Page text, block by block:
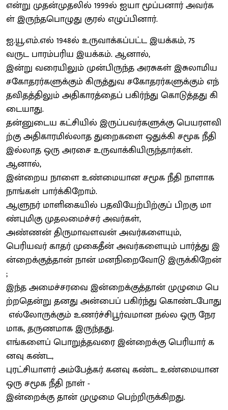
என்று முதன்முதலில் 1999ல் ஐயா மூப்பனார் அவர்க
ள் இருந்தபொழுது குரல் எழுப்பினார்.
ஐ.யூ.எம்.எல் 1948ல் உருவாக்கப்பட்ட இயக்கம், 75
வருட பாரம்பரிய இயக்கம். ஆனால்,
இன்று வரையிலும் முன்பிருந்த அரசுகள் இசுலாமிய
சகோதரர்களுக்கும் கிருத்துவ சகோதரர்களுக்கும் எந்
தவிதத்திலும் அதிகாரத்தைப் பகிர்ந்து கொடுத்தது கி
டையாது.
தன்னுடைய கட்சியில் இருப்பவர்களுக்கு பெயரளவி
ற்கு அதிகாரமில்லாத துறைகளை ஒதுக்கி சமூக நீதி
இல்லாத ஒரு அரசை உருவாக்கியிருந்தார்கள்.
ஆனால்,
இன்றைய நாளை உண்மையான சமூக நீதி நாளாக
நாங்கள் பார்க்கிறோம்.
ஆளுநர் மாளிகையில் பதவியேற்பிற்குப் பிறகு மா
ண்புமிகு முதலமைச்சர் அவர்கள்,
அண்ணன் திருமாவளவன் அவர்களையும்,
பெரியவர் காதர் முகைதீன் அவர்களையும் பார்த்து இ
ன்றைக்குத்தான் நான் மனநிறைவோடு இருக்கிறேன்
;
இந்த அமைச்சரவை இன்றைக்குத்தான் முழுமை பெ
ற்றதென்று தனது அன்பைப் பகிர்ந்து கொண்டபோது
எல்லோருக்கும் உணர்ச்சிபூர்வமான நல்ல ஒரு நேர
மாக, தருணமாக இருந்தது.
எங்களைப் பொறுத்தவரை இன்றைக்கு பெரியார் க
னவு கண்ட,
புரட்சியாளர் அம்பேத்கர் கனவு கண்ட உண்மையான
ஒரு சமூக நீதி நாள் -
இன்றைக்கு தான் முழுமை பெற்றிருக்கிறது.